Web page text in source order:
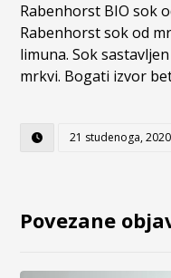
Rabenhorst BIO sok
Rabenhorst sok od
limuna. Sok
mrkvi. Bogati izvor
21 studenoga, 2020
Povezane